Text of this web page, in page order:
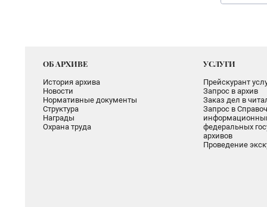
ОБ АРХИВЕ
История архива
Новости
Нормативные документы
Структура
Награды
Охрана труда
УСЛУГИ
Прейскурант
Запрос в архив
Заказ дел в
Запрос в
федеральных
архивов
Проведение